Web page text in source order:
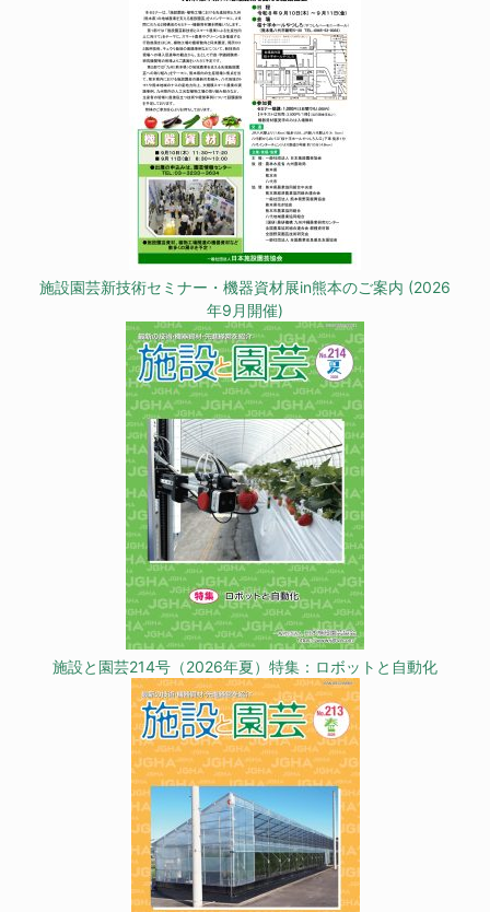
施設園芸新技術セミナー・機器資材展in熊本のご案内 (2026
年9月開催)
施設と園芸214号（2026年夏）特集：ロボットと自動化